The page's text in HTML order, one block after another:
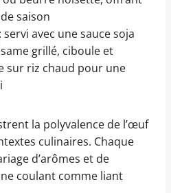
saison
servi avec une sauce soja
grillé, ciboule et
sur riz chaud pour une
la polyvalence de l’œuf
culinaires. Chaque
d’arômes et de
coulant comme liant